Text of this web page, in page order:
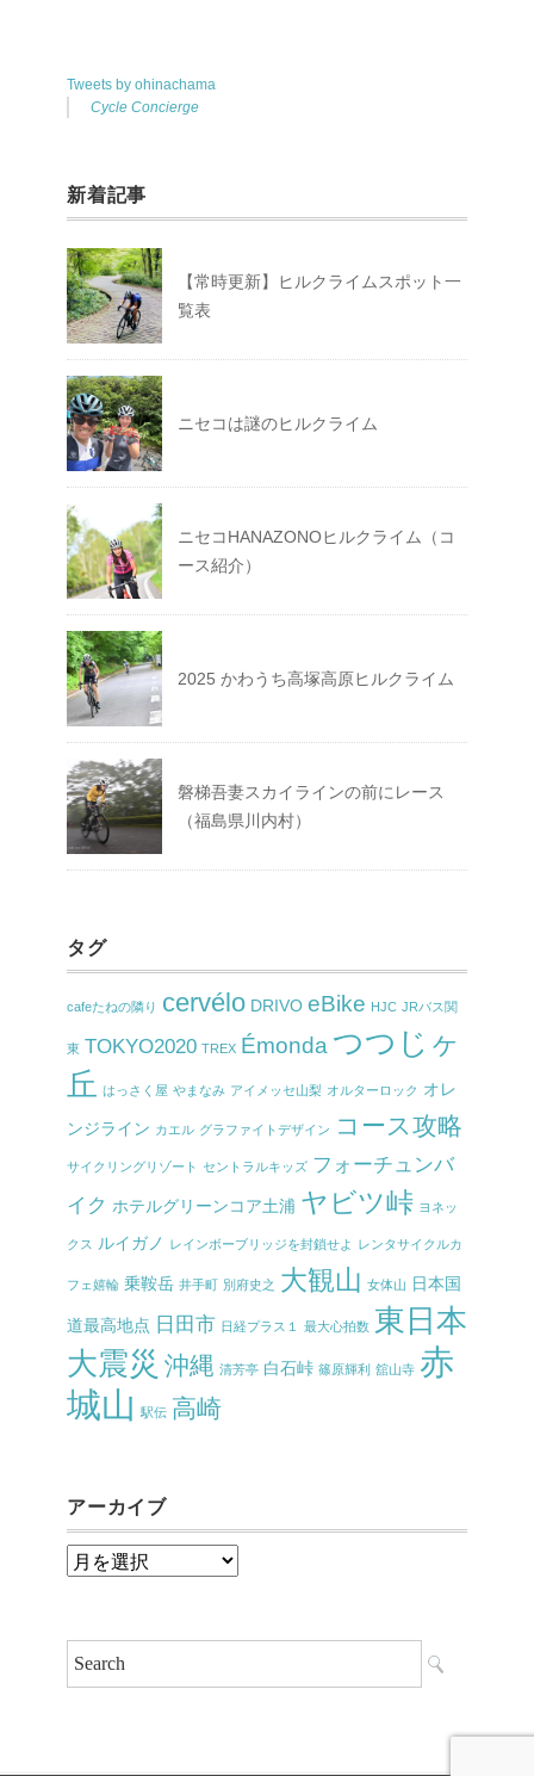
Tweets by ohinachama
Cycle Concierge
新着記事
【常時更新】ヒルクライムスポット一
覧表
ニセコは謎のヒルクライム
ニセコHANAZONOヒルクライム（コ
ース紹介）
2025 かわうち高塚高原ヒルクライム
磐梯吾妻スカイラインの前にレース
（福島県川内村）
タグ
cafeたねの隣り cervélo DRIVO eBike HJC JRバス関
東 TOKYO2020 TREX Émonda つつじヶ
丘 はっさく屋 やまなみ アイメッセ山梨 オルターロック オレ
ンジライン カエル グラファイトデザイン コース攻略
サイクリングリゾート セントラルキッズ フォーチュンバ
イク ホテルグリーンコア土浦 ヤビツ峠 ヨネッ
クス ルイガノ レインボーブリッジを封鎖せよ レンタサイクルカ
フェ嬉輪 乗鞍岳 井手町 別府史之 大観山 女体山 日本国
道最高地点 日田市 日経プラス１ 最大心拍数 東日本
大震災 沖縄 清芳亭 白石峠 篠原輝利 舘山寺 赤
城山 駅伝 高崎
アーカイブ
ア
イ